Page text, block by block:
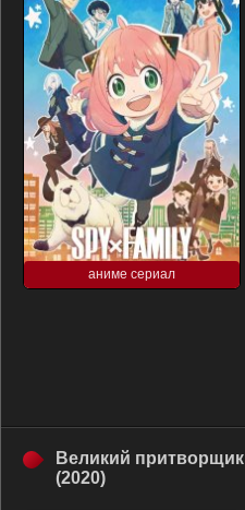
аниме сериал
Великий притворщик
(2020)